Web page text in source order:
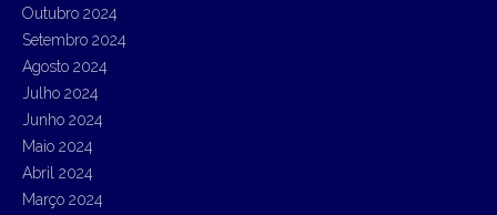
Outubro 2024
Setembro 2024
Agosto 2024
Julho 2024
Junho 2024
Maio 2024
Abril 2024
Março 2024